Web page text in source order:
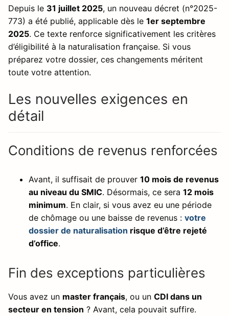
Depuis le 31 juillet 2025, un nouveau décret (n°2025-
773) a été publié, applicable dès le 1er septembre
2025. Ce texte renforce significativement les critères
d’éligibilité à la naturalisation française. Si vous
préparez votre dossier, ces changements méritent
toute votre attention.
Les nouvelles exigences en
détail
Conditions de revenus renforcées
Avant, il suffisait de prouver 10 mois de revenus
au niveau du SMIC. Désormais, ce sera 12 mois
minimum. En clair, si vous avez eu une période
de chômage ou une baisse de revenus : votre
dossier de naturalisation risque d’être rejeté
d’office.
Fin des exceptions particulières
Vous avez un master français, ou un CDI dans un
secteur en tension ? Avant, cela pouvait suffire.